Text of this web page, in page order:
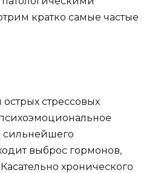
кратко самые частые
стрессовых
сильнейшего
выброс гормонов,
хронического